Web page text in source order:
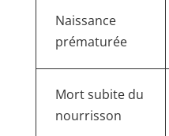
Naissance
prématurée
Mort subite du
nourrisson